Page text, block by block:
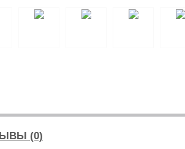
(0)